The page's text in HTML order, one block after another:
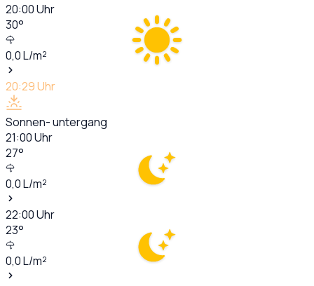
20:00Uhr
30°
0,0L/m²
20:29Uhr
Sonnen- untergang
21:00Uhr
27°
0,0L/m²
22:00Uhr
23°
0,0L/m²